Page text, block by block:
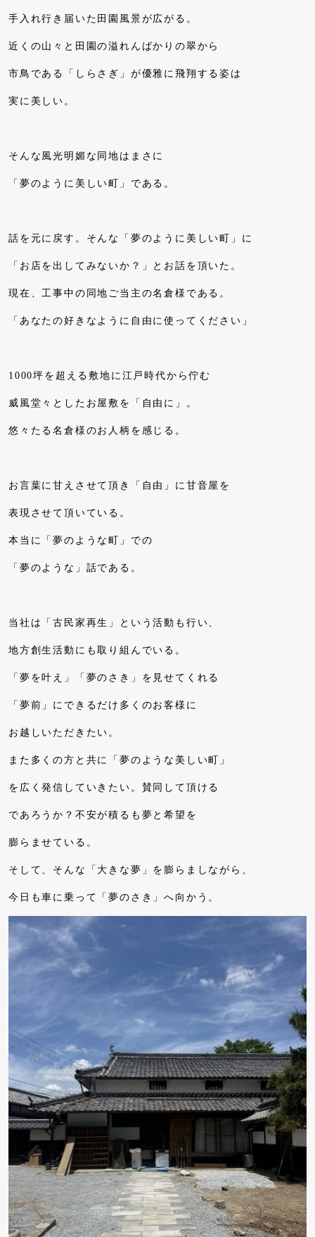
手入れ行き届いた田園風景が広がる。
近くの山々と田園の溢れんばかりの翠から
市鳥である「しらさぎ」が優雅に飛翔する姿は
実に美しい。
そんな風光明媚な同地はまさに
「夢のように美しい町」である。
話を元に戻す。そんな「夢のように美しい町」に
「お店を出してみないか？」とお話を頂いた。
現在、工事中の同地ご当主の名倉様である。
「あなたの好きなように自由に使ってください」
1000坪を超える敷地に江戸時代から佇む
威風堂々としたお屋敷を「自由に」。
悠々たる名倉様のお人柄を感じる。
お言葉に甘えさせて頂き「自由」に甘音屋を
表現させて頂いている。
本当に「夢のような町」での
「夢のような」話である。
当社は「古民家再生」という活動も行い、
地方創生活動にも取り組んでいる。
「夢を叶え」「夢のさき」を見せてくれる
「夢前」にできるだけ多くのお客様に
お越しいただきたい。
また多くの方と共に「夢のような美しい町」
を広く発信していきたい。賛同して頂ける
であろうか？不安が積るも夢と希望を
膨らませている。
そして、そんな「大きな夢」を膨らましながら、
今日も車に乗って「夢のさき」へ向かう。